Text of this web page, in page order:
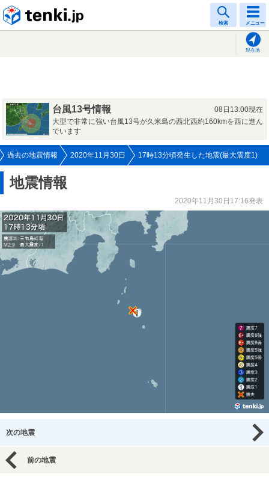
検索 メニュー
現在地
台風13号情報
08日13:00現在
大型で非常に強い台風13号が久米島の西北西約160kmを西に進ん
でいます
過去の地震情報 2020年11月30日 17時13分頃発生した地震(最大震度1)
地震情報
2020年11月30日17:16発表
次の地震
前の地震